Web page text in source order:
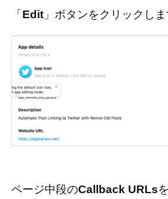
「 Edit」ボタンをクリックしま
ページ中段のCallback URLs